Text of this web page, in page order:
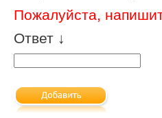
Пожалуйста,
Ответ ↓